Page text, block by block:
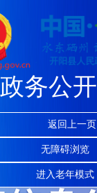
政务公开
返回上一页
无障碍浏览
进入老年模式